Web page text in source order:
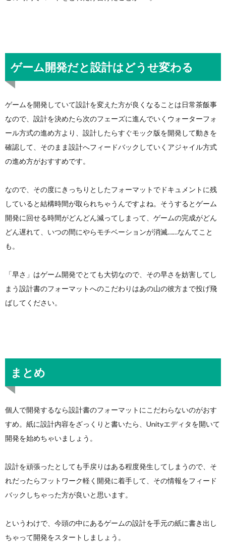
ゲーム開発だと設計はどうせ変わる
ゲームを開発していて設計を変えた方が良くなることは日常茶飯事
なので、設計を決めたら次のフェーズに進んでいくウォーターフォ
ール方式の進め方より、設計したらすぐモック版を開発して動きを
確認して、そのまま設計へフィードバックしていくアジャイル方式
の進め方がおすすめです。
なので、その度にきっちりとしたフォーマットでドキュメントに残
していると結構時間が取られちゃうんですよね。そうするとゲーム
開発に回せる時間がどんどん減ってしまって、ゲームの完成がどん
どん遅れて、いつの間にやらモチベーションが消滅……なんてこと
も。
「早さ」はゲーム開発でとても大切なので、その早さを妨害してし
まう設計書のフォーマットへのこだわりはあの山の彼方まで投げ飛
ばしてください。
まとめ
個人で開発するなら設計書のフォーマットにこだわらないのがおす
すめ。紙に設計内容をざっくりと書いたら、Unityエディタを開いて
開発を始めちゃいましょう。
設計を頑張ったとしても手戻りはある程度発生してしまうので、そ
れだったらフットワーク軽く開発に着手して、その情報をフィード
バックしちゃった方が良いと思います。
というわけで、今頭の中にあるゲームの設計を手元の紙に書き出し
ちゃって開発をスタートしましょう。